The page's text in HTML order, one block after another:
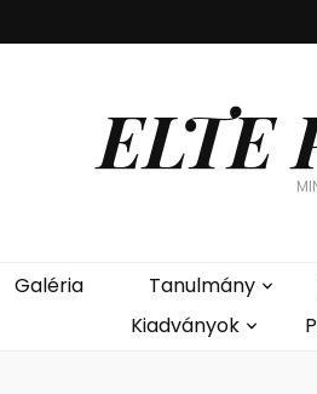
ELTE
Galéria Tanulmány
Kiadványok